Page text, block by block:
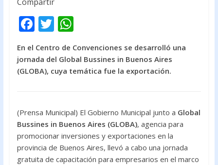
F
e
b
k
T
w
itt
er
W
at
s
p
En el Centro de Convenciones se desarrolló una
jornada del Global Bussines in Buenos Aires
(GLOBA), cuya temática fue la exportación.
(Prensa Municipal) El Gobierno Municipal junto a Global
Bussines in Buenos Aires (GLOBA), agencia para
promocionar inversiones y exportaciones en la
provincia de Buenos Aires, llevó a cabo una jornada
gratuita de capacitación para empresarios en el marco